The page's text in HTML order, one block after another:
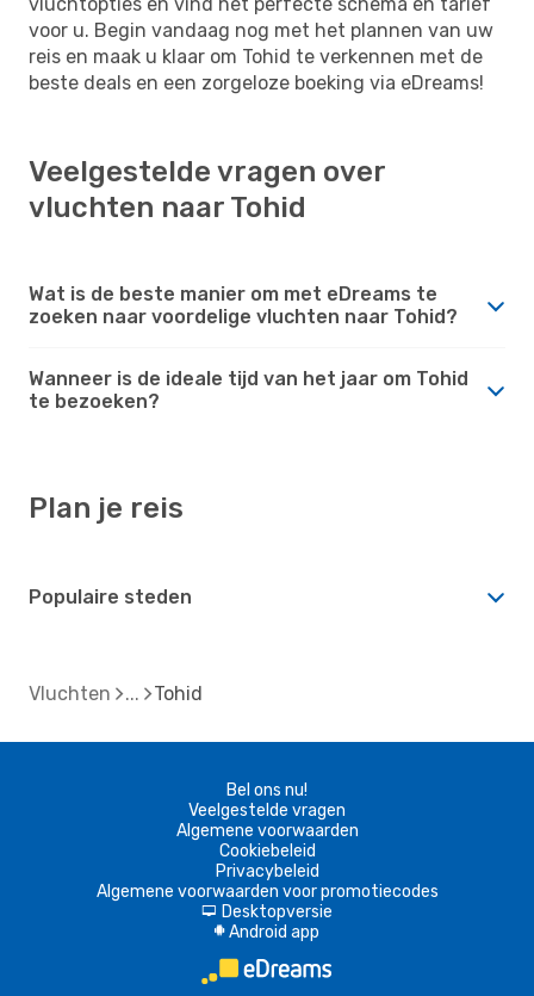
voor u. Begin vandaag nog met het plannen van uw
reis en maak u klaar om Tohid te verkennen met de
beste deals en een zorgeloze boeking via eDreams!
Veelgestelde vragen over
vluchten naar Tohid
Wat is de beste manier om met eDreams te
zoeken naar voordelige vluchten naar Tohid?
Wanneer is de ideale tijd van het jaar om Tohid
te bezoeken?
Plan je reis
Populaire steden
Vluchten Tohid
Bel ons nu!
Veelgestelde vragen
Algemene voorwaarden
Cookiebeleid
Privacybeleid
Algemene voorwaarden voor promotiecodes
d Desktopversie
A Android app